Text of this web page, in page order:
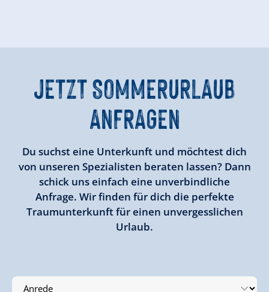
JETZTSOMMERURLAUB
ANFRAGEN
Du suchst eine Unterkunft und möchtest dich
von unseren Spezialisten beraten lassen? Dann
schick uns einfach eine unverbindliche
Anfrage. Wir finden für dich die perfekte
Traumunterkunft für einen unvergesslichen
Urlaub.